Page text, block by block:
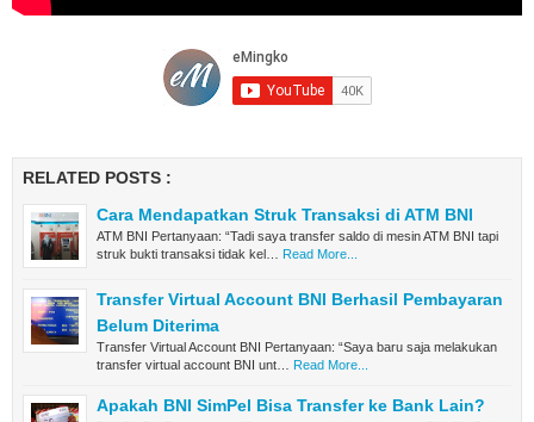
RELATED POSTS :
Cara Mendapatkan Struk Transaksi di ATM BNI
ATM BNI Pertanyaan: “Tadi saya transfer saldo di mesin ATM BNI tapi
struk bukti transaksi tidak kel…
Read More...
Transfer Virtual Account BNI Berhasil Pembayaran
Belum Diterima
Transfer Virtual Account BNI Pertanyaan: “Saya baru saja melakukan
transfer virtual account BNI unt…
Read More...
Apakah BNI SimPel Bisa Transfer ke Bank Lain?